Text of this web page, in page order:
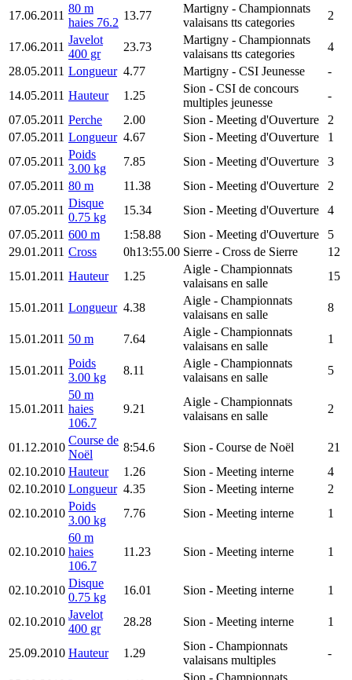
17.06.2011
80 m
haies 76.2
13.77
Martigny - Championnats
valaisans tts categories
2
17.06.2011
Javelot
400 gr
23.73
Martigny - Championnats
valaisans tts categories
4
28.05.2011 Longueur 4.77 Martigny - CSI Jeunesse
-
14.05.2011 Hauteur 1.25
Sion - CSI de concours
multiples jeunesse
-
07.05.2011 Perche 2.00 Sion - Meeting d'Ouverture
2
07.05.2011 Longueur 4.67 Sion - Meeting d'Ouverture
1
07.05.2011
Poids
3.00 kg
7.85 Sion - Meeting d'Ouverture
3
07.05.2011 80 m 11.38 Sion - Meeting d'Ouverture
2
07.05.2011
Disque
0.75 kg
15.34 Sion - Meeting d'Ouverture
4
07.05.2011 600 m 1:58.88 Sion - Meeting d'Ouverture
5
29.01.2011 Cross 0h13:55.00 Sierre - Cross de Sierre
12
15.01.2011 Hauteur 1.25
Aigle - Championnats
valaisans en salle
15
15.01.2011 Longueur 4.38
Aigle - Championnats
valaisans en salle
8
15.01.2011 50 m 7.64
Aigle - Championnats
valaisans en salle
1
15.01.2011
Poids
3.00 kg
8.11
Aigle - Championnats
valaisans en salle
5
15.01.2011
50 m
haies
106.7
9.21
Aigle - Championnats
valaisans en salle
2
01.12.2010
Course de
Noël
8:54.6 Sion - Course de Noël
21
02.10.2010 Hauteur 1.26 Sion - Meeting interne
4
02.10.2010 Longueur 4.35 Sion - Meeting interne
2
02.10.2010
Poids
3.00 kg
7.76 Sion - Meeting interne 1
02.10.2010
60 m
haies
106.7
11.23 Sion - Meeting interne 1
02.10.2010
Disque
0.75 kg
16.01 Sion - Meeting interne 1
02.10.2010
Javelot
400 gr
28.28 Sion - Meeting interne 1
25.09.2010 Hauteur 1.29
Sion - Championnats
valaisans multiples
-
Sion - Championnats